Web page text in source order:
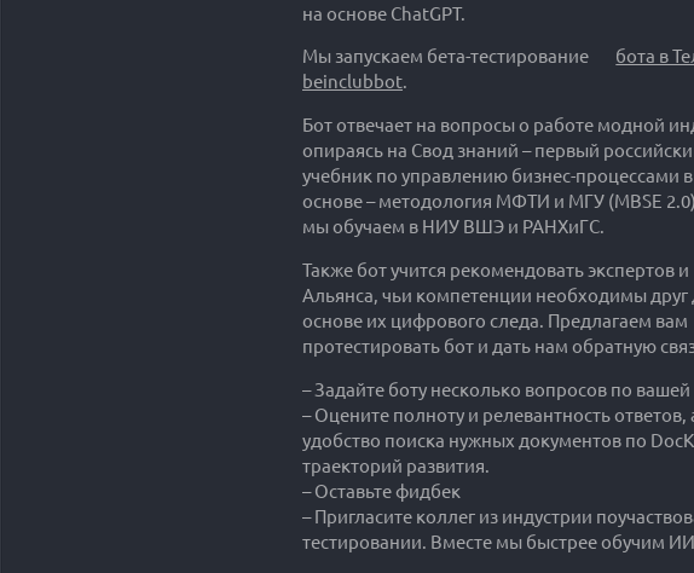
на основе ChatGPT.
Мы запускаем бета-тестирование
бота в
beinclubbot.
Бот отвечает на вопросы о работе модной
опираясь на Свод знаний – первый
учебник по управлению бизнес-процессами
основе – методология МФТИ и МГУ (MBSE
мы обучаем в НИУ ВШЭ и РАНХиГС.
Также бот учится рекомендовать экспертов
Альянса, чьи компетенции необходимы друг
основе их цифрового следа. Предлагаем вам
протестировать бот и дать нам обратную
– Задайте боту несколько вопросов по вашей
– Оцените полноту и релевантность ответов,
удобство поиска нужных документов по
траекторий развития.
– Оставьте фидбек
– Пригласите коллег из индустрии
тестировании. Вместе мы быстрее обучим